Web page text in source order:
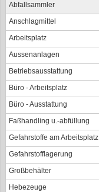
Abfallsammler
Anschlagmittel
Arbeitsplatz
Aussenanlagen
Betriebsausstattung
Büro - Arbeitsplatz
Büro - Ausstattung
Faßhandling u.-abfüllung
Gefahrstoffe am Arbeitsplatz
Gefahrstofflagerung
Großbehälter
Hebezeuge